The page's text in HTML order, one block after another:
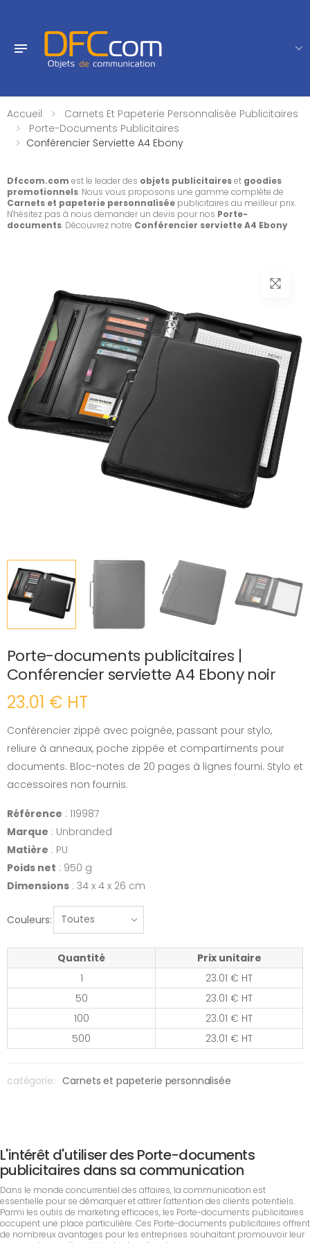
Accueil
Carnets Et Papeterie Personnalisée Publicitaires
Porte-Documents Publicitaires
Conférencier Serviette A4 Ebony
Dfccom.com est le leader des objets publicitaireset goodies
promotionnels. Nous vous proposons une gamme complète de
Carnets et papeterie personnalisée publicitaires au meilleur prix.
N'hésitez pas à nous demander un devis pour nos Porte-
documents. Découvrez notre Conférencier serviette A4 Ebony
Porte-documents publicitaires |
Conférencier serviette A4 Ebony noir
23.01 € HT
Conférencier zippé avec poignée, passant pour stylo,
reliure à anneaux, poche zippée et compartiments pour
documents. Bloc-notes de 20 pages à lignes fourni. Stylo et
accessoires non fournis.
Référence : 119987
Marque : Unbranded
Matière : PU
Poids net : 950 g
Dimensions : 34 x 4 x 26 cm
Couleurs:
Quantité
Prix unitaire
1
23.01 € HT
50
23.01 € HT
100
23.01 € HT
500
23.01 € HT
catégorie: Carnets et papeterie personnalisée
L'intérêt d'utiliser des Porte-documents
publicitaires dans sa communication
Dans le monde concurrentiel des affaires, la communication est
essentielle pour se démarquer et attirer l'attention des clients potentiels.
Parmi les outils de marketing efficaces, les Porte-documents publicitaires
occupent une place particulière. Ces Porte-documents publicitaires offrent
de nombreux avantages pour les entreprises souhaitant promouvoir leur